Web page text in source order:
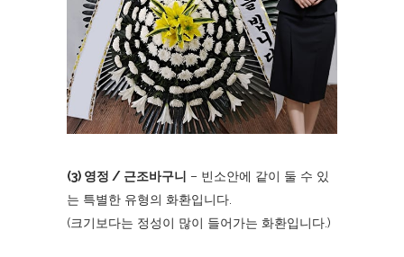
(3) 영정 / 근조바구니 – 빈소안에 같이 둘 수 있
는 특별한 유형의 화환입니다.
(크기보다는 정성이 많이 들어가는 화환입니다.)